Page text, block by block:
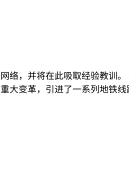
络，并将在此吸取经验教训
大变革，引进了一系列地铁